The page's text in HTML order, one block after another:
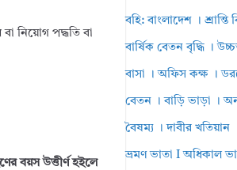
নিয়োগ পদ্ধতি বা
বয়স উত্তীর্ণ হইলে
বহি: বাংলাদেশ ।
বার্ষিক বেতন বৃদ্ধি ।
বাসা । অফিস কক্ষ ।
বেতন । বাড়ি ভাড়া ।
বৈষম্য । দাবীর খতিয়ান
ভ্রমণ ভাতা I অধিকাল